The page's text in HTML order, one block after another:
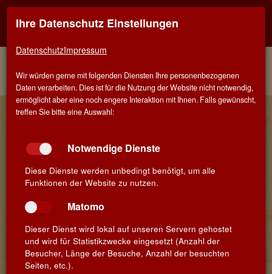
Weinberater
Grauburgunder
Wein-Details
Weingut Steitz
Grauburgunder
»Achat« 2024
Qualitätswein ·
Rheinhessen · Deutschland
Jahrgang:
Ihre Datenschutz Einstellungen
DatenschutzImpressum
Wir würden gerne mit folgenden Diensten Ihre personenbezogenen
Daten verarbeiten. Dies ist für die Nutzung der Website nicht notwendig,
ermöglicht aber eine noch engere Interaktion mit Ihnen. Falls gewünscht,
treffen Sie bitte eine Auswahl:
Notwendige Dienste
Diese Dienste werden unbedingt benötigt, um alle
Funktionen der Website zu nutzen.
Matomo
Dieser Dienst wird lokal auf unseren Servern gehostet
und wird für Statistikzwecke eingesetzt (Anzahl der
Besucher, Länge der Besuche, Anzahl der besuchten
Seiten, etc.).